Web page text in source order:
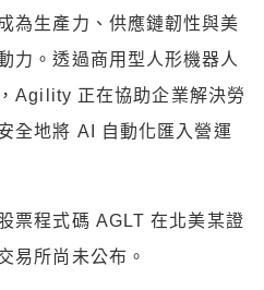
為生產力、供應鏈韌性與美
力。透過商用型人形機器人
Agility 正在協助企業解決勞
全地將 AI 自動化匯入營運
票程式碼 AGLT 在北美某證
易所尚未公布。